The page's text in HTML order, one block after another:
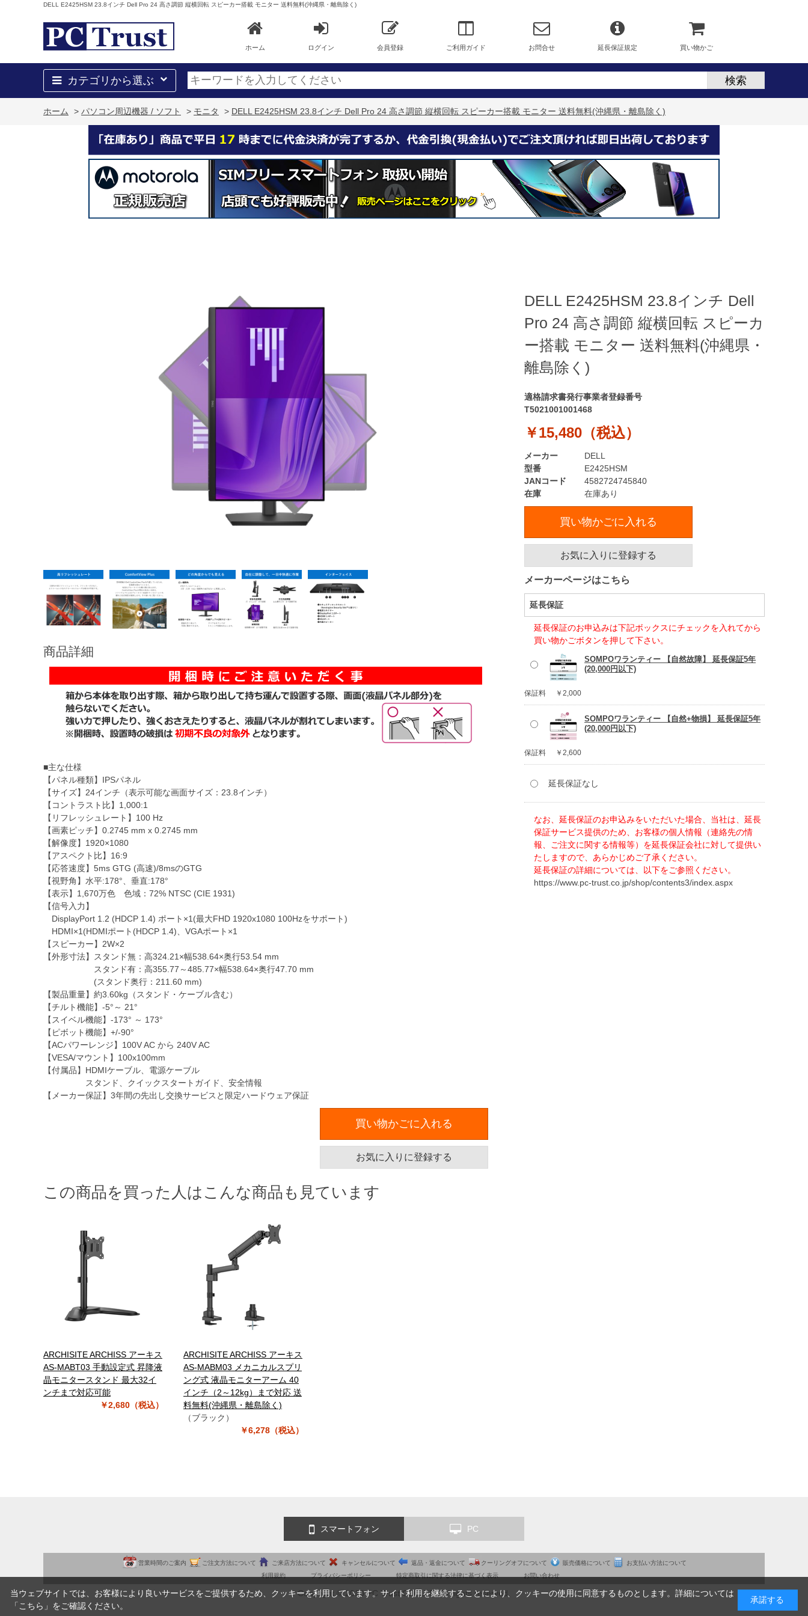
DELL E2425HSM 23.8インチ Dell Pro 24 高さ調節 縦横回転 スピーカー搭載 モニター 送料無料(沖縄県・離島除く)
ホーム ログイン 会員登録 ご利用ガイド お問合せ 延長保証規定 買い物かご
カテゴリから選ぶ
ホーム > パソコン周辺機器 / ソフト > モニタ > DELL E2425HSM 23.8インチ Dell Pro 24 高さ調節 縦横回転 スピーカー搭載 モニター 送料無料(沖縄県・離島除く)
商品詳細
■主な仕様
【パネル種類】IPSパネル
【サイズ】24インチ（表示可能な画面サイズ：23.8インチ）
【コントラスト比】1,000:1
【リフレッシュレート】100 Hz
【画素ピッチ】0.2745 mm x 0.2745 mm
【解像度】1920×1080
【アスペクト比】16:9
【応答速度】5ms GTG (高速)/8msのGTG
【視野角】水平:178°、垂直:178°
【表示】1,670万色 色域：72% NTSC (CIE 1931)
【信号入力】
DisplayPort 1.2 (HDCP 1.4) ポート×1(最大FHD 1920x1080 100Hzをサポート)
HDMI×1(HDMIポート(HDCP 1.4)、VGAポート×1
【スピーカー】2W×2
【外形寸法】スタンド無：高324.21×幅538.64×奥行53.54 mm
スタンド有：高355.77～485.77×幅538.64×奥行47.70 mm
(スタンド奥行：211.60 mm)
【製品重量】約3.60kg（スタンド・ケーブル含む）
【チルト機能】-5°～ 21°
【スイベル機能】-173° ～ 173°
【ピボット機能】+/-90°
【ACパワーレンジ】100V AC から 240V AC
【VESA/マウント】100x100mm
【付属品】HDMIケーブル、電源ケーブル
スタンド、クイックスタートガイド、安全情報
【メーカー保証】3年間の先出し交換サービスと限定ハードウェア保証
DELL E2425HSM 23.8インチ Dell
Pro 24 高さ調節 縦横回転 スピーカ
ー搭載 モニター 送料無料(沖縄県・
離島除く)
適格請求書発行事業者登録番号
T5021001001468
￥15,480（税込）
型番
E2425HSM
JANコード
4582724745840
在庫
在庫あり
メーカー DELL
買い物かごに入れる
お気に入りに登録する
メーカーページはこちら
延長保証
延長保証のお申込みは下記ボックスにチェックを入れてから
買い物かごボタンを押して下さい。
SOMPOワランティー 【自然故障】 延長保証5年
(20,000円以下)
保証料 ￥2,000
SOMPOワランティー 【自然+物損】 延長保証5年
(20,000円以下)
保証料 ￥2,600
延長保証なし
なお、延長保証のお申込みをいただいた場合、当社は、延長
保証サービス提供のため、お客様の個人情報（連絡先の情
報、ご注文に関する情報等）を延長保証会社に対して提供い
たしますので、あらかじめご了承ください。
延長保証の詳細については、以下をご参照ください。
https://www.pc-trust.co.jp/shop/contents3/index.aspx
買い物かごに入れる
お気に入りに登録する
この商品を買った人はこんな商品も見ています
ARCHISITE ARCHISS アーキス
AS-MABT03 手動設定式 昇降液
晶モニタースタンド 最大32イ
ンチまで対応可能
￥2,680（税込）
ARCHISITE ARCHISS アーキス
AS-MABM03 メカニカルスプリ
ング式 液晶モニターアーム 40
インチ（2～12kg）まで対応 送
料無料(沖縄県・離島除く)
（ブラック）
￥6,278（税込）
スマートフォン PC
営業時間のご案内 ご注文方法について ご来店方法について キャンセルについて 返品・返金について クーリングオフについて 販売価格について
お支払い方法について
利用規約
プライバシーポリシー 特定商取引に関する法律に基づく表示 お問い合わせ
Copyright © 2010 PC Trust CO.,LTD. All rights reserved.
当ウェブサイトでは、お客様により良いサービスをご提供するため、クッキーを利用しています。サイト利用を継続することにより、クッキーの使用に同意するものとします。詳細については
「 こちら 」をご確認ください。
承諾する